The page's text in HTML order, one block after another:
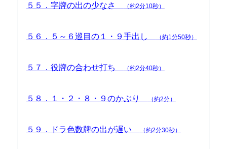
５５．字牌の出の少なさ （約2分10秒）
５６．５～６巡目の１・９手出し （約1分50秒）
５７．役牌の合わせ打ち （約2分40秒）
５８．１・２・８・９のかぶり （約2分）
５９．ドラ色数牌の出が遅い （約2分30秒）